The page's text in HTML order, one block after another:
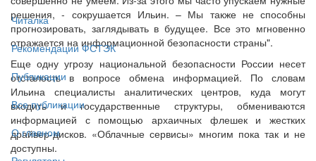
Читалка
Рекомендации ФСТЭК
Публикации
Все публикации
О главном
решения, - сокрушается Ильин. – Мы также не способны
прогнозировать, заглядывать в будущее. Все это мгновенно
отражается на информационной безопасности страны".
Еще одну угрозу национальной безопасности России несет
отсталость в вопросе обмена информацией. По словам
Ильина специалисты аналитических центров, куда могут
входить и государственные структуры, обмениваются
информацией с помощью архаичных флешек и жестких
драйвер-дисков. «Облачные сервисы» многим пока так и не
доступны.